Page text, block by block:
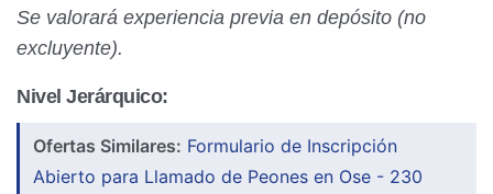
Se valorará experiencia previa en depósito (no
excluyente).
Nivel Jerárquico:
Ofertas Similares: Formulario de Inscripción
Abierto para Llamado de Peones en Ose - 230